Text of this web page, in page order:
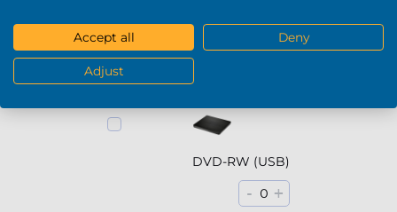
Voir plus
DVD / Blu-Ray
DVD-RW (USB)
- 0 +
Accept all Deny
Adjust